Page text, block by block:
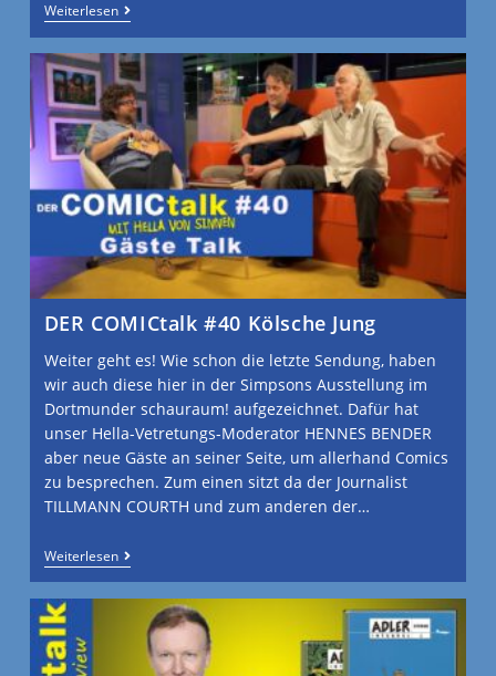
Weiterlesen
DER COMICtalk #40 Kölsche Jung
Weiter geht es! Wie schon die letzte Sendung, haben
wir auch diese hier in der Simpsons Ausstellung im
Dortmunder schauraum! aufgezeichnet. Dafür hat
unser Hella-Vetretungs-Moderator HENNES BENDER
aber neue Gäste an seiner Seite, um allerhand Comics
zu besprechen. Zum einen sitzt da der Journalist
TILLMANN COURTH und zum anderen der…
Weiterlesen